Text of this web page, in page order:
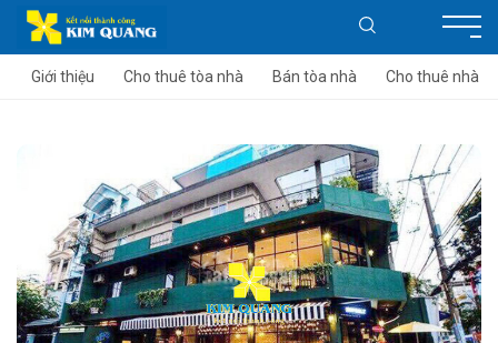
Giới thiệu Cho thuê tòa nhà Bán tòa nhà Cho thuê nhà